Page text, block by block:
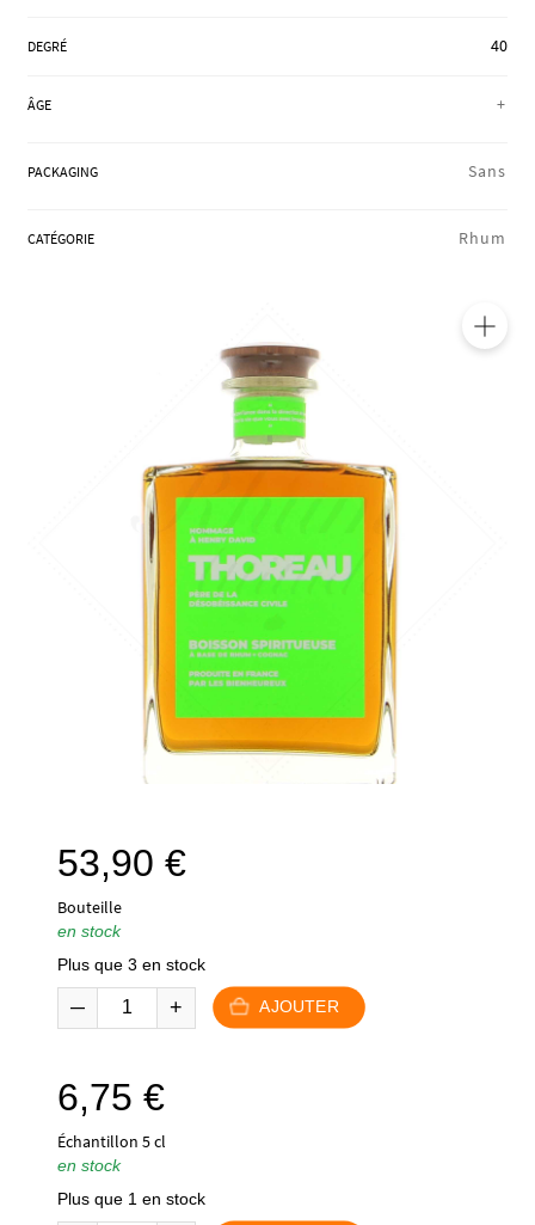
COFFRETS & CADEAUX
DEGRÉ 40
ÂGE +
PACKAGING Sans
CATÉGORIE Rhum
53,90 €
Bouteille
en stock
Plus que 3 en stock
AJOUTER
6,75 €
Échantillon 5 cl
en stock
Plus que 1 en stock